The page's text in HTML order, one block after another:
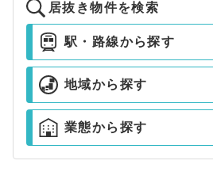
居抜き物件を検索
駅・路線から探す
地域から探す
業態から探す